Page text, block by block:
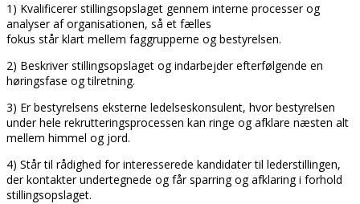
1) Kvalificerer stillingsopslaget gennem interne processer og
analyser af organisationen, så et fælles
fokus står klart mellem faggrupperne og bestyrelsen.
2) Beskriver stillingsopslaget og indarbejder efterfølgende en
høringsfase og tilretning.
3) Er bestyrelsens eksterne ledelseskonsulent, hvor bestyrelsen
under hele rekrutteringsprocessen kan ringe og afklare næsten alt
mellem himmel og jord.
4) Står til rådighed for interesserede kandidater til lederstillingen,
der kontakter undertegnede og får sparring og afklaring i forhold
stillingsopslaget.